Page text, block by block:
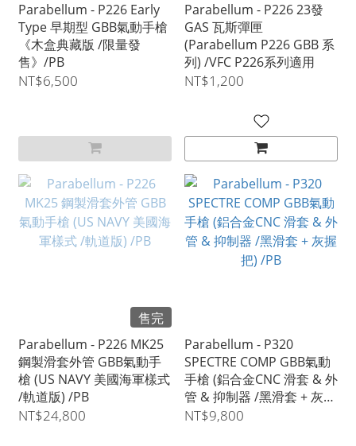
Parabellum - P226 Early
Type 早期型 GBB氣動手槍
《木盒典藏版 /限量發
售》/PB
NT$6,500
Parabellum - P226 23發
GAS 瓦斯彈匣
(Parabellum P226 GBB 系
列) /VFC P226系列適用
NT$1,200
售完
Parabellum - P226 MK25
鋼製滑套外管 GBB氣動手
槍 (US NAVY 美國海軍樣式
/軌道版) /PB
NT$24,800
Parabellum - P320
SPECTRE COMP GBB氣動
手槍 (鋁合金CNC 滑套 & 外
管 & 抑制器 /黑滑套 + 灰握
把) /PB
NT$9,800